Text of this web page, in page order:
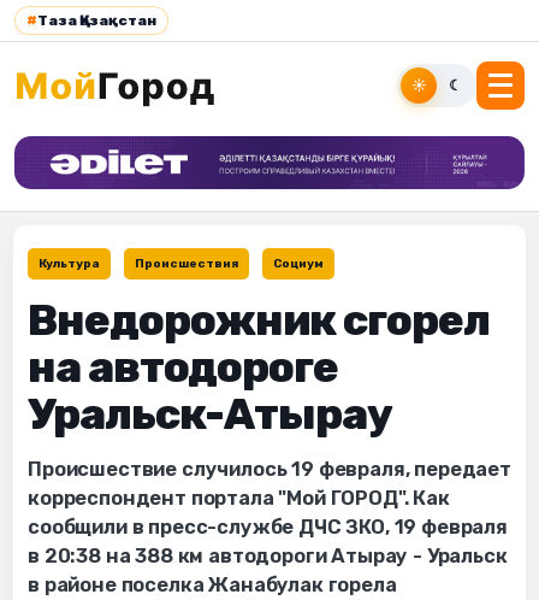
#Таза Қазақстан
☀ ☾
Культура Происшествия Социум
Внедорожник сгорел
на автодороге
Уральск-Атырау
Происшествие случилось 19 февраля, передает
корреспондент портала "Мой ГОРОД". Как
сообщили в пресс-службе ДЧС ЗКО, 19 февраля
в 20:38 на 388 км автодороги Атырау - Уральск
в районе поселка Жанабулак горела